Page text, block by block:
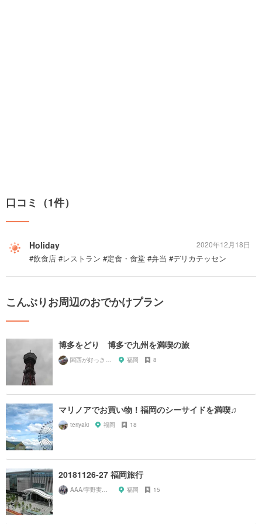
口コミ（1件）
Holiday
#飲食店 #レストラン #定食・食堂 #弁当 #デリカテッセン
2020年12月18日
こんぶりお周辺のおでかけプラン
博多をどり 博多で九州を満喫の旅
福岡 8
マリノアでお買い物！福岡のシーサイドを満喫♫
teriyaki 福岡 18
20181126-27 福岡旅行
福岡 15